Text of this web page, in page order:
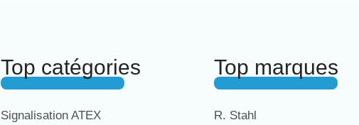
Top catégories
Signalisation ATEX
Top marques
R. Stahl